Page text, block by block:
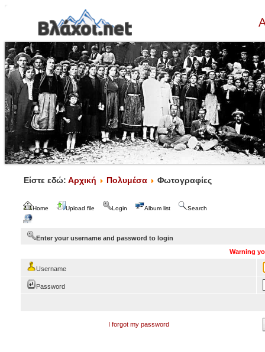
Είστε εδώ: Αρχική Πολυμέσα Φωτογραφίες
Home Upload file Login Album list Search
Enter your username and password to login
Warning
Username
Password
I forgot my password